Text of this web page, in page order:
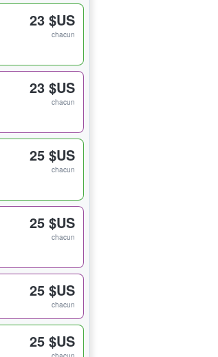
23 $US
chacun
23 $US
chacun
25 $US
chacun
25 $US
chacun
25 $US
chacun
25 $US